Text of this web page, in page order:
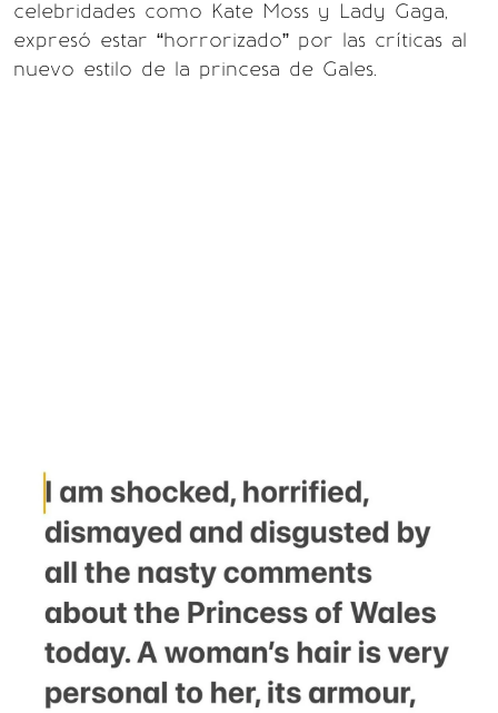
celebridades como Kate Moss y Lady Gaga,
expresó estar “horrorizado” por las críticas al
nuevo estilo de la princesa de Gales.